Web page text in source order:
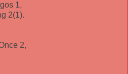
1,
2(1).
2,